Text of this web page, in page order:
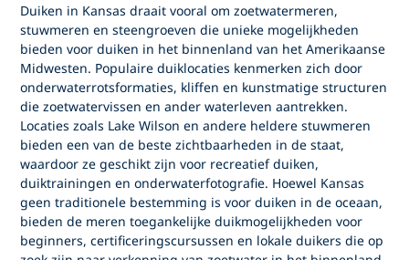
Duiken in Kansas draait vooral om zoetwatermeren,
stuwmeren en steengroeven die unieke mogelijkheden
bieden voor duiken in het binnenland van het Amerikaanse
Midwesten. Populaire duiklocaties kenmerken zich door
onderwaterrotsformaties, kliffen en kunstmatige structuren
die zoetwatervissen en ander waterleven aantrekken.
Locaties zoals Lake Wilson en andere heldere stuwmeren
bieden een van de beste zichtbaarheden in de staat,
waardoor ze geschikt zijn voor recreatief duiken,
duiktrainingen en onderwaterfotografie. Hoewel Kansas
geen traditionele bestemming is voor duiken in de oceaan,
bieden de meren toegankelijke duikmogelijkheden voor
beginners, certificeringscursussen en lokale duikers die op